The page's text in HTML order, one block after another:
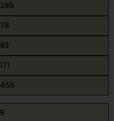
285
78
93
171
456
5